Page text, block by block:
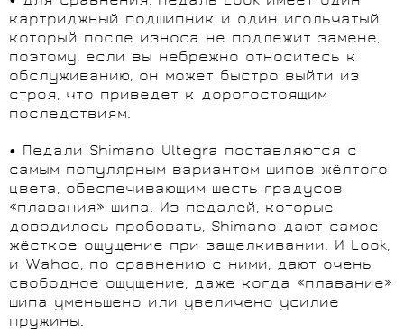
картриджный подшипник и один игольчатый,
который после износа не подлежит замене,
поэтому, если вы небрежно относитесь к
обслуживанию, он может быстро выйти из
строя, что приведет к дорогостоящим
последствиям.
• Педали Shimano Ultegra поставляются с
самым популярным вариантом шипов жёлтого
цвета, обеспечивающим шесть градусов
«плавания» шипа. Из педалей, которые
доводилось пробовать, Shimano дают самое
жёсткое ощущение при защелкивании. И Look,
и Wahoo, по сравнению с ними, дают очень
свободное ощущение, даже когда «плавание»
шипа уменьшено или увеличено усилие
пружины.